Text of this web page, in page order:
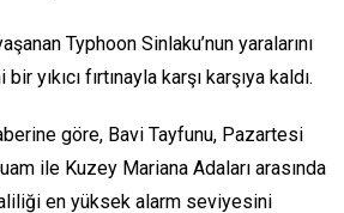
Typhoon Sinlaku’nun yaralarını
yıkıcı fırtınayla karşı karşıya kaldı.
göre, Bavi Tayfunu, Pazartesi
ile Kuzey Mariana Adaları arasında
en yüksek alarm seviyesini